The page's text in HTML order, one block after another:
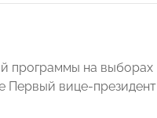
программы на выборах
Первый вице-президент